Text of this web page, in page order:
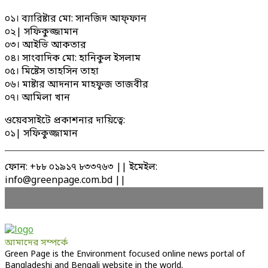
০১। ব্যারিষ্টার মো: সানজিদ আফ্ফান
০২| সফিকুজ্জামান
০৩। আইভি আকতার
০৪। সাংবাদিক মো: হানিকুল ইসলাম
০৫। মিষ্টেস তাহসিন তাহা
০৬। মাষ্টার আদনান মাহফুজ তাজবীর
০৭। আমিলা খান
ওয়েবসাইটে প্রকাশনার দায়িত্বে:
০১| সফিকুজ্জামান
ফোন: +৮৮ ০১৯১৭ ৮৩৩৭৬৩ || ইমেইল:
info@greenpage.com.bd ||
আমাদের সম্পর্কে
Green Page is the Environment focused online news portal of
Bangladeshi and Bengali website in the world.